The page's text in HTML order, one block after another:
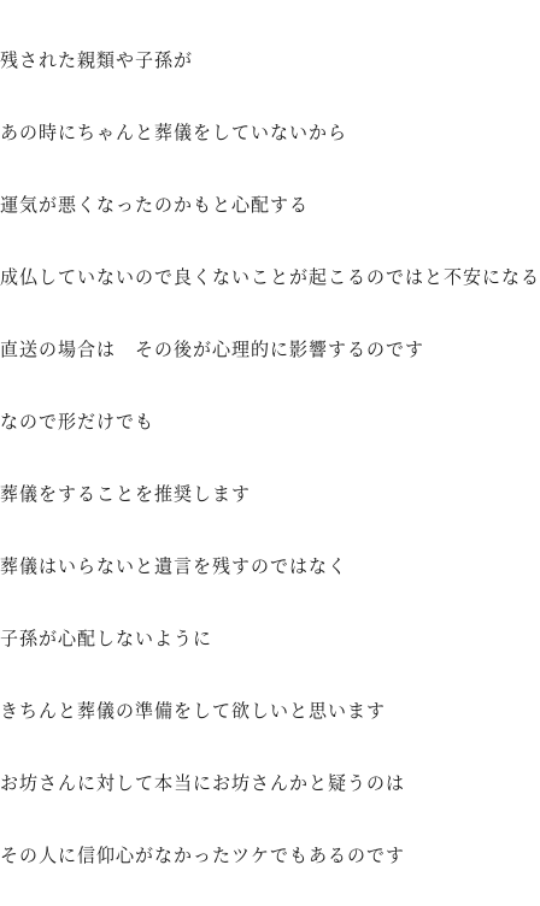
残された親類や子孫が
あの時にちゃんと葬儀をしていないから
運気が悪くなったのかもと心配する
成仏していないので良くないことが起こるのではと不安になる
直送の場合は その後が心理的に影響するのです
なので形だけでも
葬儀をすることを推奨します
葬儀はいらないと遺言を残すのではなく
子孫が心配しないように
きちんと葬儀の準備をして欲しいと思います
お坊さんに対して本当にお坊さんかと疑うのは
その人に信仰心がなかったツケでもあるのです